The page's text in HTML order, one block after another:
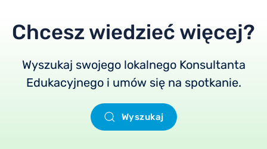
Chcesz wiedzieć więcej?
Wyszukaj swojego lokalnego Konsultanta
Edukacyjnego i umów się na spotkanie.
Wyszukaj